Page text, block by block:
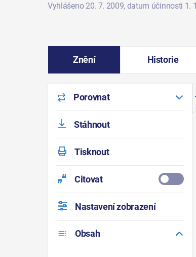
Vyhlášeno 20. 7. 2009, datum účinnosti 1.
Znění Historie
Porovnat
Stáhnout
Tisknout
Citovat
Nastavení zobrazení
Obsah